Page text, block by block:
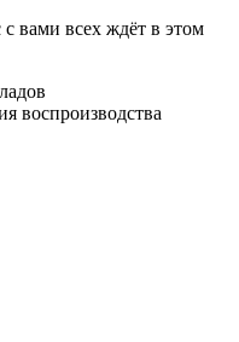
вами всех ждёт в этом
воспроизводства